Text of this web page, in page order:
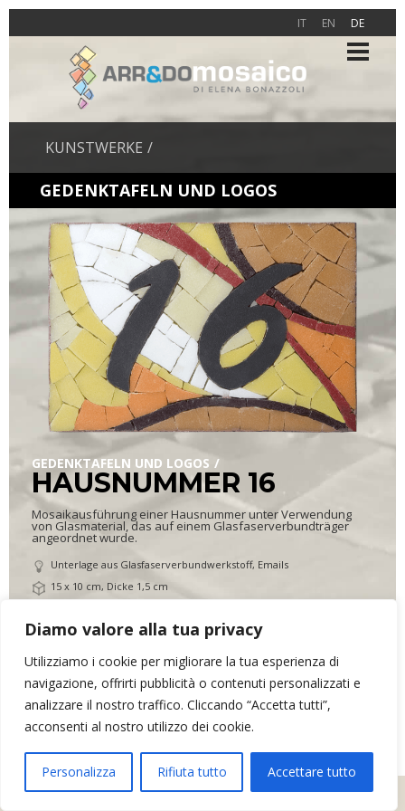
Diamo valore alla tua privacy
Utilizziamo i cookie per migliorare la tua esperienza di
navigazione, offrirti pubblicità o contenuti personalizzati e
analizzare il nostro traffico. Cliccando “Accetta tutti”,
acconsenti al nostro utilizzo dei cookie.
Personalizza Rifiuta tutto Accettare tutto
IT EN DE
KUNSTWERKE
GEDENKTAFELN UND LOGOS
GEDENKTAFELN UND LOGOS
HAUSNUMMER 16
Mosaikausführung einer Hausnummer unter Verwendung
von Glasmaterial, das auf einem Glasfaserverbundträger
angeordnet wurde.
Unterlage aus Glasfaserverbundwerkstoff, Emails
15 x 10 cm, Dicke 1,5 cm
ARR&DOmosaico di Elena Bonazzoli
- P.IVA 02634390302 - Via dei
Monti, 16 - 33034 - Fagagna (UD)